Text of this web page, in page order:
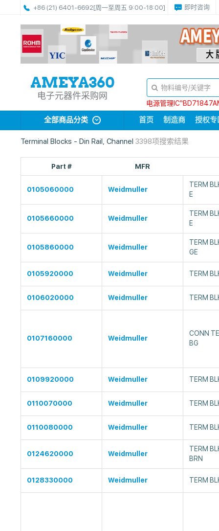
+86 (21) 6401-6692[周一至周五 9:00-18:00] 即时咨询
电子元器件采购网
电源管理
全部商品分类 首页 制造商 授权专
Terminal Blocks - Din Rail, Channel 3398项搜索结果
Part # MFR
0105060000 Weidmuller
TERM
E
0105660000 Weidmuller
TERM
E
0105860000 Weidmuller
TERM
GE
0105920000 Weidmuller TERM
0106020000 Weidmuller TERM
0107160000 Weidmuller
CONN
BG
0109920000 Weidmuller TERM
0110070000 Weidmuller TERM
0110080000 Weidmuller TERM
0124620000 Weidmuller
TERM
BRN
0128330000 Weidmuller TERM